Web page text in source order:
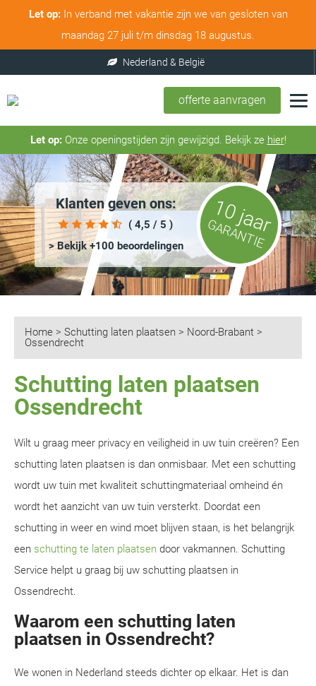
Let op:In verband met vakantie zijn we van gesloten van
maandag 27 juli t/m dinsdag 18 augustus.
Nederland & België
offerte aanvragen
Let op:Onze openingstijden zijn gewijzigd. Bekijk ze hier!
Klanten geven ons:
( 4,5 / 5 )
> Bekijk +100 beoordelingen
10 jaar
GARANTIE
Home > Schutting laten plaatsen > Noord-Brabant >
Ossendrecht
Schutting laten plaatsen
Ossendrecht
Wilt u graag meer privacy en veiligheid in uw tuin creëren? Een
schutting laten plaatsen is dan onmisbaar. Met een schutting
wordt uw tuin met kwaliteit schuttingmateriaal omheind én
wordt het aanzicht van uw tuin versterkt. Doordat een
schutting in weer en wind moet blijven staan, is het belangrijk
een schutting te laten plaatsen door vakmannen. Schutting
Service helpt u graag bij uw schutting plaatsen in
Ossendrecht.
Waarom een schutting laten
plaatsen in Ossendrecht?
We wonen in Nederland steeds dichter op elkaar. Het is dan